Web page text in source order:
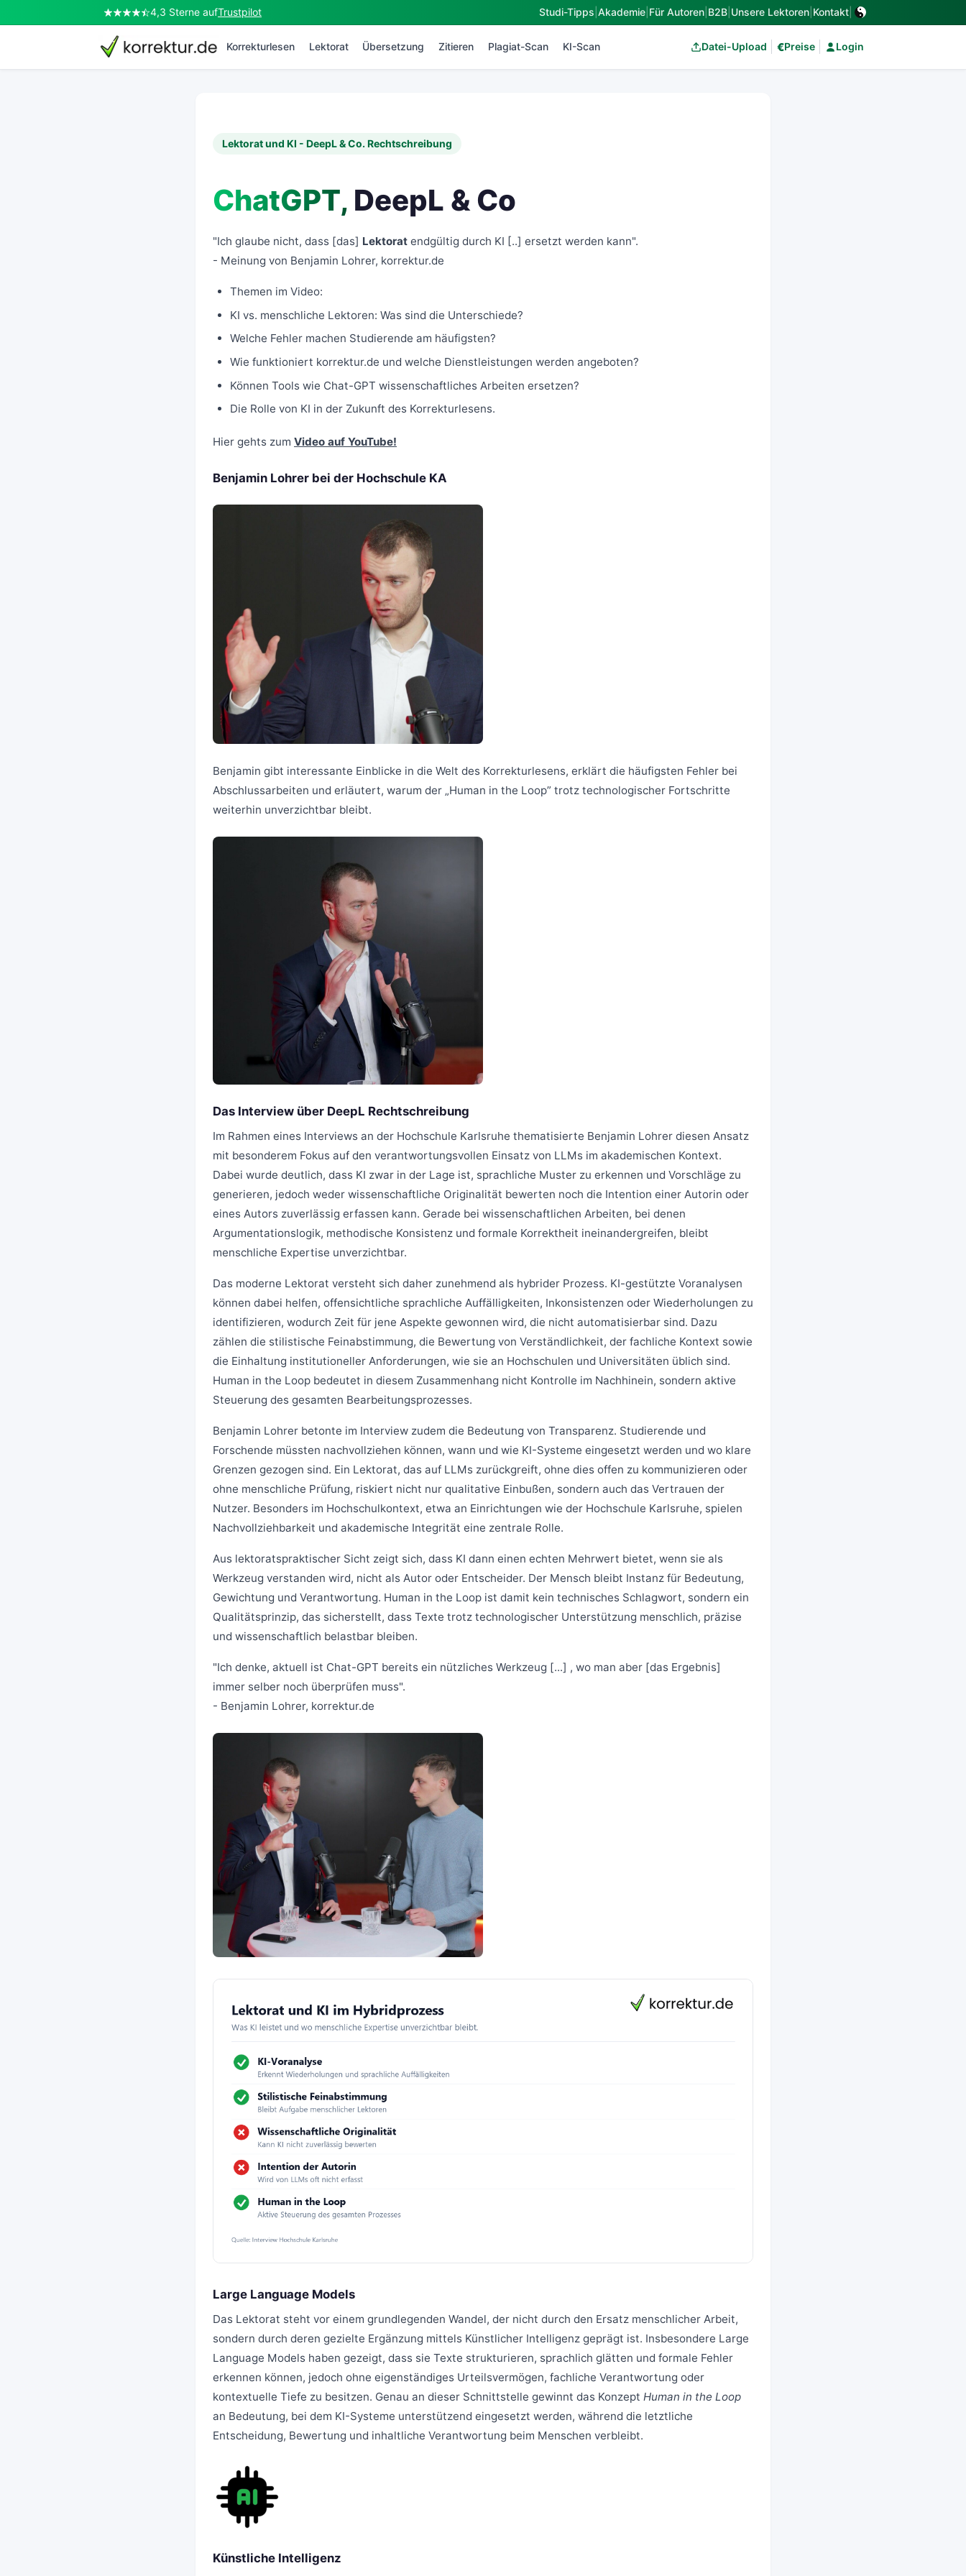
4,3 Sterne aufTrustpilot Studi-Tipps Akademie Für Autoren B2B Unsere Lektoren Kontakt
Korrekturlesen Lektorat Übersetzung Zitieren Plagiat-Scan KI-Scan Datei-Upload €Preise Login
Lektorat und KI - DeepL & Co. Rechtschreibung
ChatGPT, DeepL & Co
"Ich glaube nicht, dass [das] Lektorat endgültig durch KI [..] ersetzt werden kann".
- Meinung von Benjamin Lohrer, korrektur.de
Themen im Video:
KI vs. menschliche Lektoren: Was sind die Unterschiede?
Welche Fehler machen Studierende am häufigsten?
Wie funktioniert korrektur.de und welche Dienstleistungen werden angeboten?
Können Tools wie Chat-GPT wissenschaftliches Arbeiten ersetzen?
Die Rolle von KI in der Zukunft des Korrekturlesens.
Hier gehts zum Video auf YouTube!
Benjamin Lohrer bei der Hochschule KA
Benjamin gibt interessante Einblicke in die Welt des Korrekturlesens, erklärt die häufigsten Fehler bei
Abschlussarbeiten und erläutert, warum der „Human in the Loop” trotz technologischer Fortschritte
weiterhin unverzichtbar bleibt.
Das Interview über DeepL Rechtschreibung
Im Rahmen eines Interviews an der Hochschule Karlsruhe thematisierte Benjamin Lohrer diesen Ansatz
mit besonderem Fokus auf den verantwortungsvollen Einsatz von LLMs im akademischen Kontext.
Dabei wurde deutlich, dass KI zwar in der Lage ist, sprachliche Muster zu erkennen und Vorschläge zu
generieren, jedoch weder wissenschaftliche Originalität bewerten noch die Intention einer Autorin oder
eines Autors zuverlässig erfassen kann. Gerade bei wissenschaftlichen Arbeiten, bei denen
Argumentationslogik, methodische Konsistenz und formale Korrektheit ineinandergreifen, bleibt
menschliche Expertise unverzichtbar.
Das moderne Lektorat versteht sich daher zunehmend als hybrider Prozess. KI-gestützte Voranalysen
können dabei helfen, offensichtliche sprachliche Auffälligkeiten, Inkonsistenzen oder Wiederholungen zu
identifizieren, wodurch Zeit für jene Aspekte gewonnen wird, die nicht automatisierbar sind. Dazu
zählen die stilistische Feinabstimmung, die Bewertung von Verständlichkeit, der fachliche Kontext sowie
die Einhaltung institutioneller Anforderungen, wie sie an Hochschulen und Universitäten üblich sind.
Human in the Loop bedeutet in diesem Zusammenhang nicht Kontrolle im Nachhinein, sondern aktive
Steuerung des gesamten Bearbeitungsprozesses.
Benjamin Lohrer betonte im Interview zudem die Bedeutung von Transparenz. Studierende und
Forschende müssten nachvollziehen können, wann und wie KI-Systeme eingesetzt werden und wo klare
Grenzen gezogen sind. Ein Lektorat, das auf LLMs zurückgreift, ohne dies offen zu kommunizieren oder
ohne menschliche Prüfung, riskiert nicht nur qualitative Einbußen, sondern auch das Vertrauen der
Nutzer. Besonders im Hochschulkontext, etwa an Einrichtungen wie der Hochschule Karlsruhe, spielen
Nachvollziehbarkeit und akademische Integrität eine zentrale Rolle.
Aus lektoratspraktischer Sicht zeigt sich, dass KI dann einen echten Mehrwert bietet, wenn sie als
Werkzeug verstanden wird, nicht als Autor oder Entscheider. Der Mensch bleibt Instanz für Bedeutung,
Gewichtung und Verantwortung. Human in the Loop ist damit kein technisches Schlagwort, sondern ein
Qualitätsprinzip, das sicherstellt, dass Texte trotz technologischer Unterstützung menschlich, präzise
und wissenschaftlich belastbar bleiben.
"Ich denke, aktuell ist Chat-GPT bereits ein nützliches Werkzeug [...] , wo man aber [das Ergebnis]
immer selber noch überprüfen muss".
- Benjamin Lohrer, korrektur.de
Large Language Models
Das Lektorat steht vor einem grundlegenden Wandel, der nicht durch den Ersatz menschlicher Arbeit,
sondern durch deren gezielte Ergänzung mittels Künstlicher Intelligenz geprägt ist. Insbesondere Large
Language Models haben gezeigt, dass sie Texte strukturieren, sprachlich glätten und formale Fehler
erkennen können, jedoch ohne eigenständiges Urteilsvermögen, fachliche Verantwortung oder
kontextuelle Tiefe zu besitzen. Genau an dieser Schnittstelle gewinnt das Konzept Human in the Loop
an Bedeutung, bei dem KI-Systeme unterstützend eingesetzt werden, während die letztliche
Entscheidung, Bewertung und inhaltliche Verantwortung beim Menschen verbleibt.
Künstliche Intelligenz